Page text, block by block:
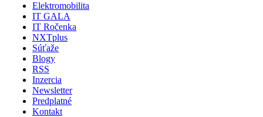
Elektromobilita
IT GALA
IT Ročenka
NXTplus
Súťaže
Blogy
RSS
Inzercia
Newsletter
Predplatné
Kontakt